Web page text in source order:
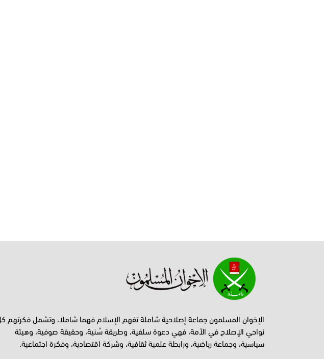
الإخوان المسلمون جماعة إصلاحية شاملة تفهم الإسلام فهما شاملا، وتشمل فكرتهم
نواحي الإصلاح في الأمة، فهي دعوة سلفية، وطريقة سُنية، وحقيقة صوفية، وهيئة
سياسية، وجماعة رياضية، ورابطة علمية ثقافية، وشركة اقتصادية، وفكرة اجتماعية.